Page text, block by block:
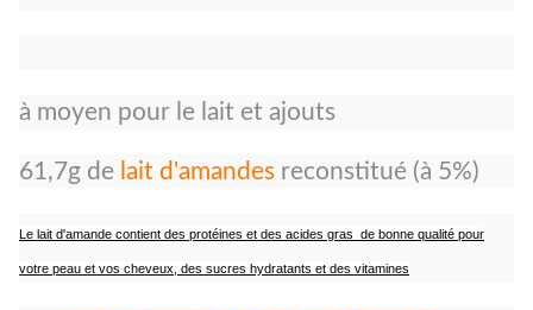
à moyen pour le lait et ajouts
61,7g de lait d'amandes reconstitué (à 5%)
Le lait d'amande contient des protéines et des acides gras de bonne qualité pour
votre peau et vos cheveux, des sucres hydratants et des vitamines